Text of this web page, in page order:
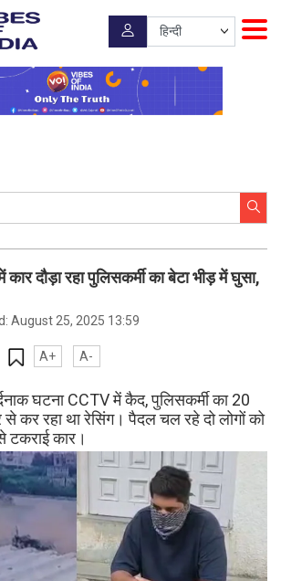
दौड़ा रहा पुलिसकर्मी का बेटा भीड़ में घुसा,
August 25, 2025 13:59
A+ A-
घटना CCTV में कैद, पुलिसकर्मी का 20
से कर रहा था रेसिंग। पैदल चल रहे दो लोगों को
टकराई कार।